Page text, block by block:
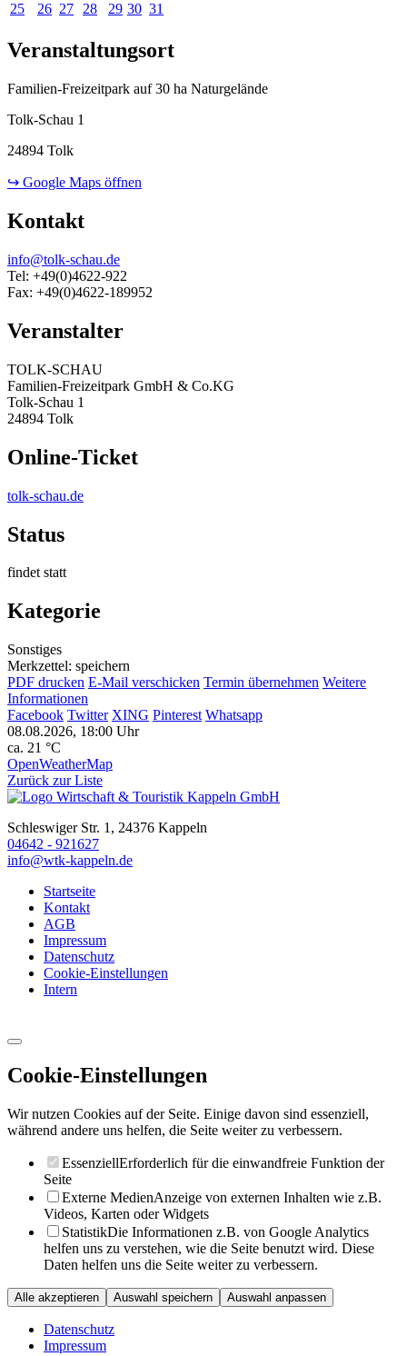
25
26 27 28 29 30 31
Veranstaltungsort
Familien-Freizeitpark auf 30 ha Naturgelände
Tolk-Schau 1
24894 Tolk
↪ Google Maps öffnen
Kontakt
info@tolk-schau.de
Tel: +49(0)4622-922
Fax: +49(0)4622-189952
Veranstalter
TOLK-SCHAU
Familien-Freizeitpark GmbH & Co.KG
Tolk-Schau 1
24894 Tolk
Online-Ticket
tolk-schau.de
Status
findet statt
Kategorie
Sonstiges
Merkzettel: speichern
PDF drucken E-Mail verschicken Termin übernehmen Weitere
Informationen
Facebook Twitter XING Pinterest Whatsapp
08.08.2026, 18:00 Uhr
ca. 21 °C
OpenWeatherMap
Zurück zur Liste
Schleswiger Str. 1, 24376 Kappeln
04642 - 921627
info@wtk-kappeln.de
Startseite
Kontakt
AGB
Impressum
Datenschutz
Cookie-Einstellungen
Intern
Cookie-Einstellungen
Wir nutzen Cookies auf der Seite. Einige davon sind essenziell,
während andere uns helfen, die Seite weiter zu verbessern.
EssenziellErforderlich für die einwandfreie Funktion der
Seite
Externe MedienAnzeige von externen Inhalten wie z.B.
Videos, Karten oder Widgets
StatistikDie Informationen z.B. von Google Analytics
helfen uns zu verstehen, wie die Seite benutzt wird. Diese
Daten helfen uns die Seite weiter zu verbessern.
Alle akzeptieren Auswahl speichern Auswahl anpassen
Datenschutz
Impressum